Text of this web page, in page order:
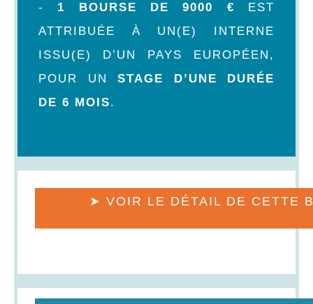
- 1 BOURSE DE 9000 € EST
ATTRIBUÉE À UN(E) INTERNE
ISSU(E) D’UN PAYS EUROPÉEN,
POUR UN STAGE D’UNE DURÉE
DE 6 MOIS.
➤ VOIR LE DÉTAIL DE CETTE